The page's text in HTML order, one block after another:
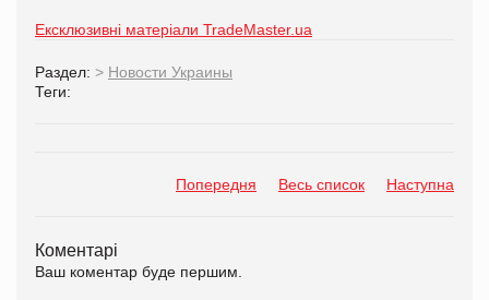
Ексклюзивні матеріали TradeMaster.ua
Раздел: > Новости Украины
Теги:
Попередня Весь список Наступна
Коментарі
Ваш коментар буде першим.